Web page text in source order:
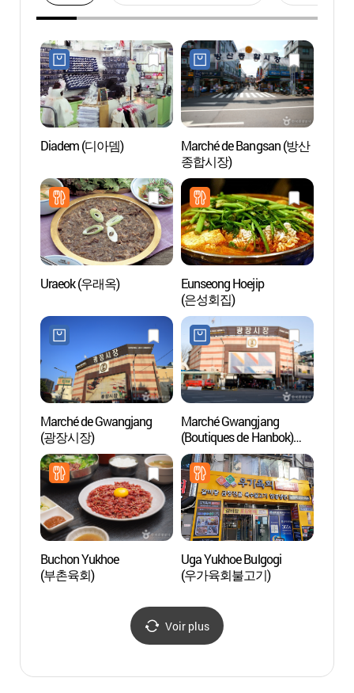
Diadem (디아뎀)
Marché de Bangsan (방산
종합시장)
Uraeok (우래옥)
Eunseong Hoejip
(은성회집)
Marché de Gwangjang
(광장시장)
Marché Gwangjang
(Boutiques de Hanbok)
(광장시장 한복매장)
Buchon Yukhoe
(부촌육회)
Uga Yukhoe Bulgogi
(우가육회불고기)
Voir plus